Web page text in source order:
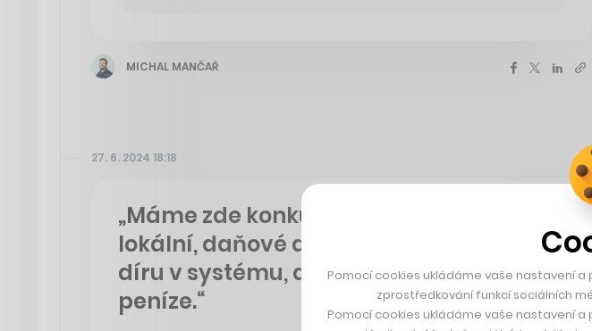
MICHAL MANČAŘ
27. 6. 2024 18:18
„Máme zde konkurenci, která nedodržuje
lokální, daňové a celní zákony nebo
díru v systému, a stát tím pádem přichází
peníze.“
Pomocí cookies ukládáme vaše nastavení
zprostředkování funkcí sociálních
Pomocí cookies ukládáme vaše nastavení